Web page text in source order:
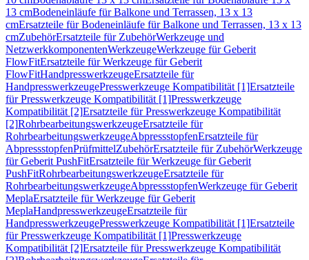
13 cmBodeneinläufe für Balkone und Terrassen, 13 x 13
cmErsatzteile für Bodeneinläufe für Balkone und Terrassen, 13 x 13
cmZubehörErsatzteile für ZubehörWerkzeuge und
NetzwerkkomponentenWerkzeugeWerkzeuge für Geberit
FlowFitErsatzteile für Werkzeuge für Geberit
FlowFitHandpresswerkzeugeErsatzteile für
HandpresswerkzeugePresswerkzeuge Kompatibilität [1]Ersatzteile
für Presswerkzeuge Kompatibilität [1]Presswerkzeuge
Kompatibilität [2]Ersatzteile für Presswerkzeuge Kompatibilität
[2]RohrbearbeitungswerkzeugeErsatzteile für
RohrbearbeitungswerkzeugeAbpressstopfenErsatzteile für
AbpressstopfenPrüfmittelZubehörErsatzteile für ZubehörWerkzeuge
für Geberit PushFitErsatzteile für Werkzeuge für Geberit
PushFitRohrbearbeitungswerkzeugeErsatzteile für
RohrbearbeitungswerkzeugeAbpressstopfenWerkzeuge für Geberit
MeplaErsatzteile für Werkzeuge für Geberit
MeplaHandpresswerkzeugeErsatzteile für
HandpresswerkzeugePresswerkzeuge Kompatibilität [1]Ersatzteile
für Presswerkzeuge Kompatibilität [1]Presswerkzeuge
Kompatibilität [2]Ersatzteile für Presswerkzeuge Kompatibilität